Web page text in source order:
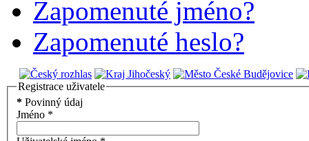
Zapomenuté jméno?
Zapomenuté heslo?
Registrace uživatele
* Povinný údaj
Jméno *